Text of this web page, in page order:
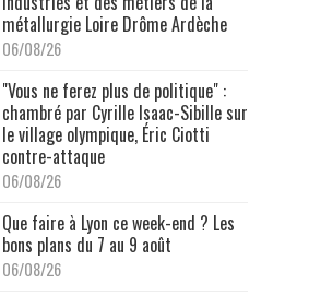
métallurgie Loire Drôme Ardèche
06/08/26
"Vous ne ferez plus de politique" :
chambré par Cyrille Isaac-Sibille sur
le village olympique, Éric Ciotti
contre-attaque
06/08/26
Que faire à Lyon ce week-end ? Les
bons plans du 7 au 9 août
06/08/26